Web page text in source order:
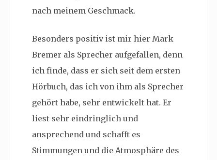
nach meinem Geschmack.
Besonders positiv ist mir hier Mark
Bremer als Sprecher aufgefallen, denn
ich finde, dass er sich seit dem ersten
Hörbuch, das ich von ihm als Sprecher
gehört habe, sehr entwickelt hat. Er
liest sehr eindringlich und
ansprechend und schafft es
Stimmungen und die Atmosphäre des